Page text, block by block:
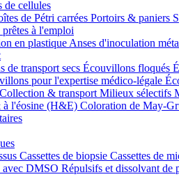
de cellules
de Pétri carrées Portoirs & paniers
à l'emploi
en plastique Anses d'inoculation
de transport secs Écouvillons floqués
pour l'expertise médico-légale
Collection & transport Milieux sélectifs
à l'éosine (H&E) Coloration de May-
Cassettes de biopsie Cassettes de
avec DMSO Répulsifs et dissolvant de